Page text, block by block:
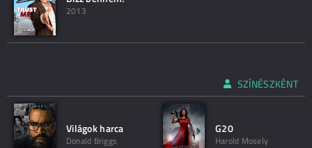
2013
SZÍNÉSZKÉNT
Világok harca
Donald Briggs
G20
Harold Mosely